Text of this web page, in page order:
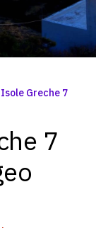
Greche 7
7